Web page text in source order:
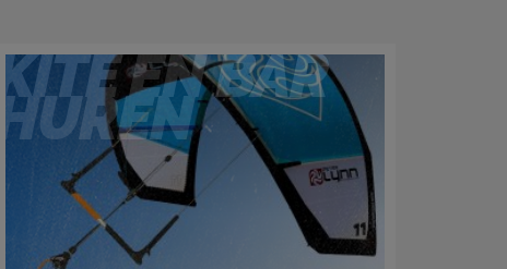
KITE EN BAR
HUREN